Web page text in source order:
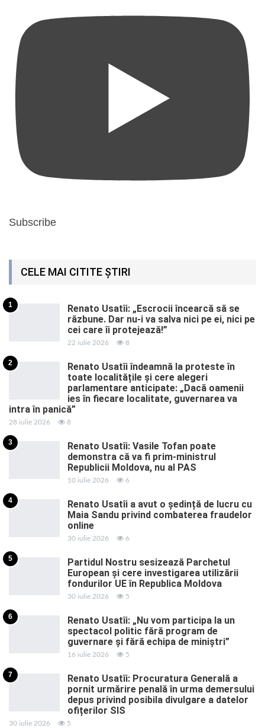
Subscribe
CELE MAI CITITE ȘTIRI
1
Renato Usatîi: „Escrocii încearcă să se
răzbune. Dar nu-i va salva nici pe ei, nici pe
cei care îi protejează!”
22 iulie 2026 8
2
Renato Usatîi îndeamnă la proteste în
toate localitățile și cere alegeri
parlamentare anticipate: „Dacă oamenii
ies în fiecare localitate, guvernarea va
intra în panică”
28 iulie 2026 8
3
Renato Usatîi: Vasile Tofan poate
demonstra că va fi prim-ministrul
Republicii Moldova, nu al PAS
10 iulie 2026 6
4
Renato Usatîi a avut o ședință de lucru cu
Maia Sandu privind combaterea fraudelor
online
30 iulie 2026 6
5
Partidul Nostru sesizează Parchetul
European și cere investigarea utilizării
fondurilor UE în Republica Moldova
30 iulie 2026 5
6
Renato Usatîi: „Nu vom participa la un
spectacol politic fără program de
guvernare și fără echipa de miniștri”
16 iulie 2026 5
7
Renato Usatîi: Procuratura Generală a
pornit urmărire penală în urma demersului
depus privind posibila divulgare a datelor
ofițerilor SIS
30 iulie 2026 5